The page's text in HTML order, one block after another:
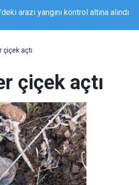
geniş kapsamlı asayiş uygulaması
çiçek açtı
çiçek açtı